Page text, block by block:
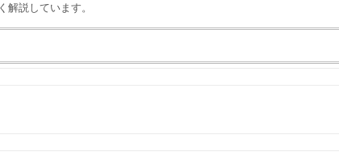
解説しています。